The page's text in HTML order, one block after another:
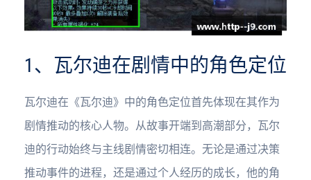
1、瓦尔迪在剧情中的角色定位
瓦尔迪在《瓦尔迪》中的角色定位首先体现在其作为
剧情推动的核心人物。从故事开端到高潮部分，瓦尔
迪的行动始终与主线剧情密切相连。无论是通过决策
推动事件的进程，还是通过个人经历的成长，他的角